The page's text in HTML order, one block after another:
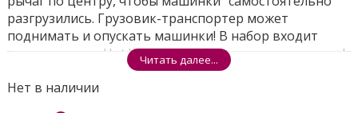
разгрузились. Грузовик-транспортер может
поднимать и опускать машинки! В набор входит
одна машинка Hot Wheels, чтобы сразу начать гонки!
Читать далее...
Нет в наличии